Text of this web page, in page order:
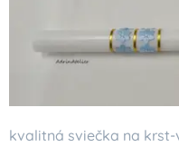
kvalitná sviečka na